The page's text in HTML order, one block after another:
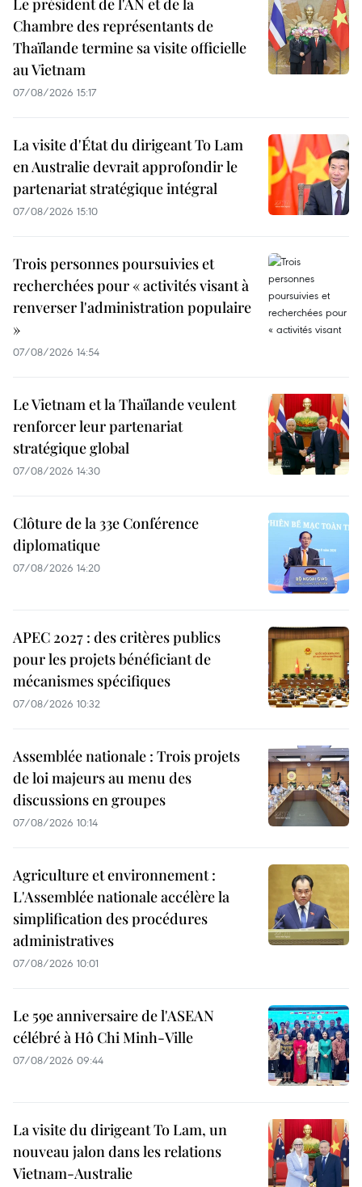
Le président de l'AN et de la
Chambre des représentants de
Thaïlande termine sa visite officielle
au Vietnam
07/08/2026 15:17
La visite d'État du dirigeant To Lam
en Australie devrait approfondir le
partenariat stratégique intégral
07/08/2026 15:10
Trois personnes poursuivies et
recherchées pour « activités visant à
renverser l'administration populaire
»
07/08/2026 14:54
Le Vietnam et la Thaïlande veulent
renforcer leur partenariat
stratégique global
07/08/2026 14:30
Clôture de la 33e Conférence
diplomatique
07/08/2026 14:20
APEC 2027 : des critères publics
pour les projets bénéficiant de
mécanismes spécifiques
07/08/2026 10:32
Assemblée nationale : Trois projets
de loi majeurs au menu des
discussions en groupes
07/08/2026 10:14
Agriculture et environnement :
L'Assemblée nationale accélère la
simplification des procédures
administratives
07/08/2026 10:01
Le 59e anniversaire de l'ASEAN
célébré à Hô Chi Minh-Ville
07/08/2026 09:44
La visite du dirigeant To Lam, un
nouveau jalon dans les relations
Vietnam-Australie